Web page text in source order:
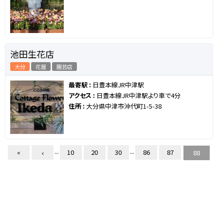
池田生花店
大分 花屋 園芸店
最寄駅 : 日豊本線JR中津駅
アクセス : 日豊本線JR中津駅より車で4分
住所 : 大分県中津市沖代町1-5-38
« ... 10 20 30 ... 86 87 88